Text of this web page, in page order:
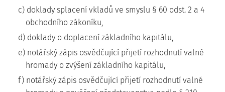
c) doklady splacení vkladů ve smyslu § 60 odst. 2 a 4
obchodního zákoníku,
d) doklady o doplacení základního kapitálu,
e) notářský zápis osvědčující přijetí rozhodnutí valné
hromady o zvýšení základního kapitálu,
f) notářský zápis osvědčující přijetí rozhodnutí valné